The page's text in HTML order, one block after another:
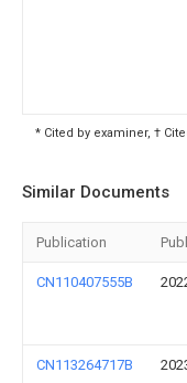
* Cited by examiner, †
Similar Documents
Publication
CN110407555B
CN113264717B